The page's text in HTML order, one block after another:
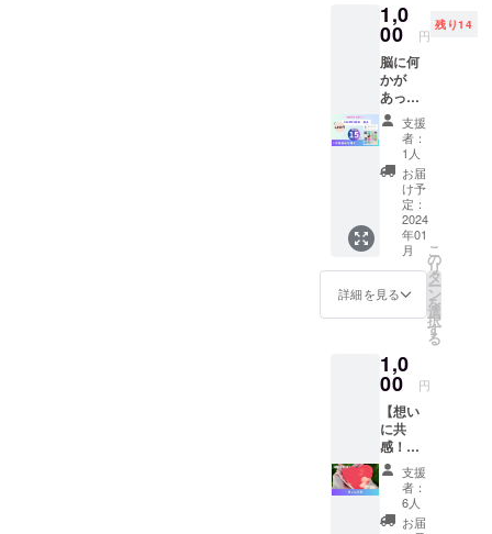
2023年
12月号
のうち
お好き
な2号を
お選び
頂けま
す。お
申込み
があっ
た方に
Google
フォー
ムを送
ります
ので ご
希望の
い。
メール
でPDF
データ
を送り
ます。
各号の
テーマ
はこち
らで
1,0
00 円
残り14
脳に何
かが
あった
とき
2024年
1月号
（冊子
を郵
送） 当
事者イ
ンタ
ビュー
冊子
「脳に
何かが
あった
2024年
の第一
号で
す！ ぜ
ひお読
み頂き
たいと
思いま
す！ 限
定15冊
支援
者：
1人
お届
け予
定：
2024
年01
月
詳細を見る
こ
の
リ
タ
ー
ン
を
選
択
す
る
1,0
00 円
【想い
に共
感！】
・全力
で応援
したい
方はこ
支援
者：
6人
お届